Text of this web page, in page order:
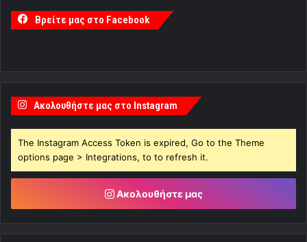
Βρείτε μας στο Facebook
Ακολουθήστε μας στο Instagram
The Instagram Access Token is expired, Go to the Theme
options page > Integrations, to to refresh it.
Ακολουθήστε μας